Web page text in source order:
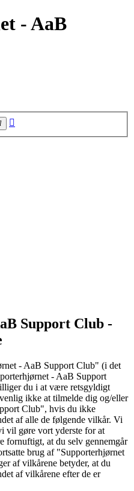
- AaB
Søg
Support Club -
- AaB Support Club" (i det
- AaB Support
du i at være retsgyldigt
ikke at tilmelde dig og/eller
Club", hvis du ikke
af alle de følgende vilkår. Vi
vil gøre vort yderste for at
at du selv gennemgår
brug af "Supporterhjørnet
af vilkårene betyder, at du
af vilkårene efter de er